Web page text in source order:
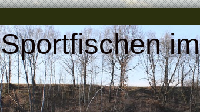
Sportfischen